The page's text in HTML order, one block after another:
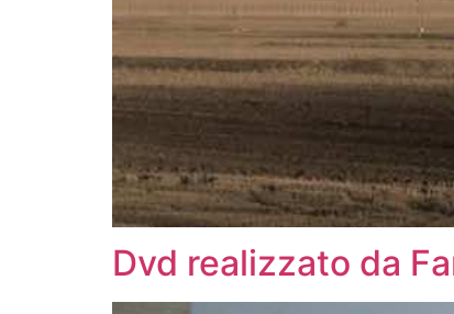
Dvd realizzato da